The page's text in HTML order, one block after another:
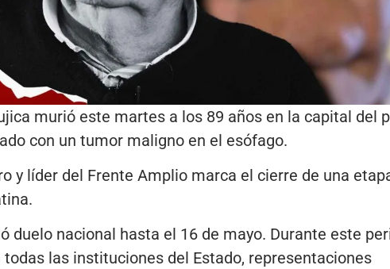
murió este martes a los 89 años en la capital del
con un tumor maligno en el esófago.
y líder del Frente Amplio marca el cierre de una
duelo nacional hasta el 16 de mayo. Durante este
las instituciones del Estado, representaciones